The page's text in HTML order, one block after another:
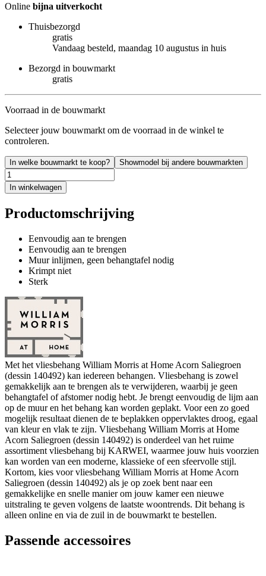
Online bijna uitverkocht
Thuisbezorgd
gratis
Vandaag besteld, maandag 10 augustus in huis
Bezorgd in bouwmarkt
gratis
Voorraad in de bouwmarkt
Selecteer jouw bouwmarkt om de voorraad in de winkel te
controleren.
In welke bouwmarkt te koop? Showmodel bij andere bouwmarkten
In winkelwagen
Productomschrijving
Eenvoudig aan te brengen
Eenvoudig aan te brengen
Muur inlijmen, geen behangtafel nodig
Krimpt niet
Sterk
Met het vliesbehang William Morris at Home Acorn Saliegroen
(dessin 140492) kan iedereen behangen. Vliesbehang is zowel
gemakkelijk aan te brengen als te verwijderen, waarbij je geen
behangtafel of afstomer nodig hebt. Je brengt eenvoudig de lijm aan
op de muur en het behang kan worden geplakt. Voor een zo goed
mogelijk resultaat dienen de te beplakken oppervlaktes droog, egaal
van kleur en vlak te zijn. Vliesbehang William Morris at Home
Acorn Saliegroen (dessin 140492) is onderdeel van het ruime
assortiment vliesbehang bij KARWEI, waarmee jouw huis voorzien
kan worden van een moderne, klassieke of een sfeervolle stijl.
Kortom, kies voor vliesbehang William Morris at Home Acorn
Saliegroen (dessin 140492) als je op zoek bent naar een
gemakkelijke en snelle manier om jouw kamer een nieuwe
uitstraling te geven volgens de laatste woontrends. Dit behang is
alleen online en via de zuil in de bouwmarkt te bestellen.
Passende accessoires